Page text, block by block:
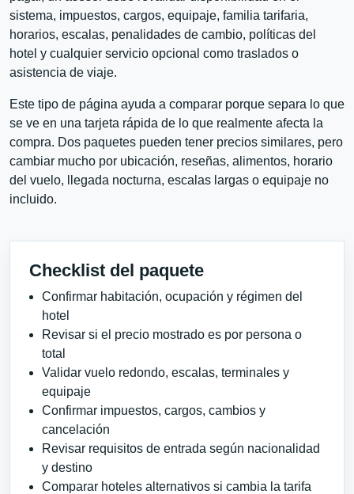
sistema, impuestos, cargos, equipaje, familia tarifaria,
horarios, escalas, penalidades de cambio, políticas del
hotel y cualquier servicio opcional como traslados o
asistencia de viaje.
Este tipo de página ayuda a comparar porque separa lo que
se ve en una tarjeta rápida de lo que realmente afecta la
compra. Dos paquetes pueden tener precios similares, pero
cambiar mucho por ubicación, reseñas, alimentos, horario
del vuelo, llegada nocturna, escalas largas o equipaje no
incluido.
Checklist del paquete
Confirmar habitación, ocupación y régimen del
hotel
Revisar si el precio mostrado es por persona o
total
Validar vuelo redondo, escalas, terminales y
equipaje
Confirmar impuestos, cargos, cambios y
cancelación
Revisar requisitos de entrada según nacionalidad
y destino
Comparar hoteles alternativos si cambia la tarifa